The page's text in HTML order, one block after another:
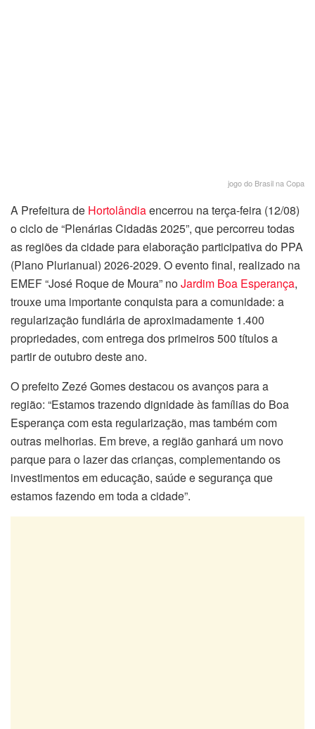
jogo do Brasil na Copa
A Prefeitura de Hortolândiaencerrou na terça-feira (12/08)
o ciclo de “Plenárias Cidadãs 2025”, que percorreu todas
as regiões da cidade para elaboração participativa do PPA
(Plano Plurianual) 2026-2029. O evento final, realizado na
EMEF “José Roque de Moura” noJardim Boa Esperança,
trouxe uma importante conquista para a comunidade: a
regularização fundiária de aproximadamente 1.400
propriedades, com entrega dos primeiros 500 títulos a
partir de outubro deste ano.
O prefeito Zezé Gomes destacou os avanços para a
região: “Estamos trazendo dignidade às famílias do Boa
Esperança com esta regularização, mas também com
outras melhorias. Em breve, a região ganhará um novo
parque para o lazer das crianças, complementando os
investimentos em educação, saúde e segurança que
estamos fazendo em toda a cidade”.